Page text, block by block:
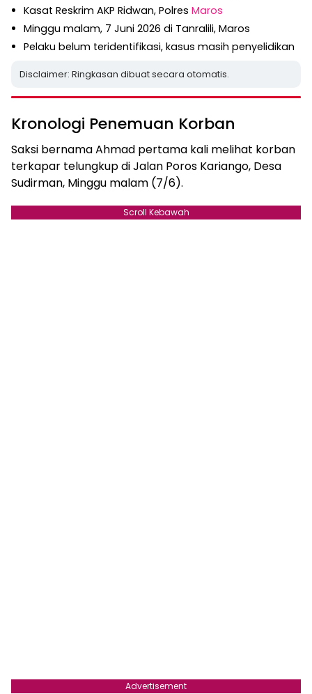
Kasat Reskrim AKP Ridwan, Polres Maros
Minggu malam, 7 Juni 2026 di Tanralili, Maros
Pelaku belum teridentifikasi, kasus masih penyelidikan
Disclaimer: Ringkasan dibuat secara otomatis.
Kronologi Penemuan Korban
Saksi bernama Ahmad pertama kali melihat korban
terkapar telungkup di Jalan Poros Kariango, Desa
Sudirman, Minggu malam (7/6).
Scroll Kebawah
Advertisement